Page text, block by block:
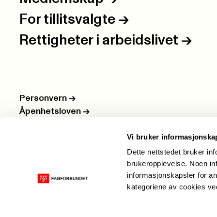
Vi bruker
Dette nettstedet bruker
brukeropplevelse. Noen
informasjonskapsler for
kategoriene av cookies
For tillitsvalgte ->
Rettigheter i arbeidslivet ->
Personvern ->
Åpenhetsloven ->